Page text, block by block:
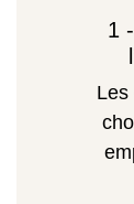
1
Les